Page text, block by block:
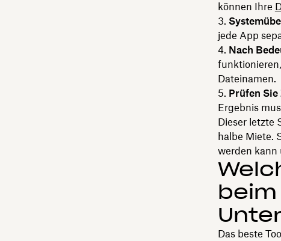
können Ihre
jede App
Nach
Dateinamen.
Prüfen
Ergebnis
Dieser letzte
halbe Miete.
werden kann
Das beste